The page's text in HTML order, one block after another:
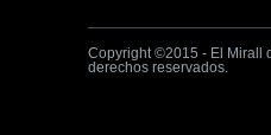
Copyright ©2015 - El Mirall
derechos reservados.